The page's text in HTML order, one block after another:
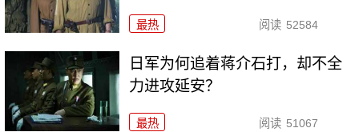
最热 阅读 52584
日军为何追着蒋介石打，却不全
力进攻延安？
最热 阅读 51067